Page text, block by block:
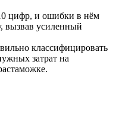
цифр, и ошибки в нём
вызвав усиленный
классифицировать
затрат на